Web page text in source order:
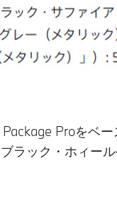
Proをベ
ラック・ホィー